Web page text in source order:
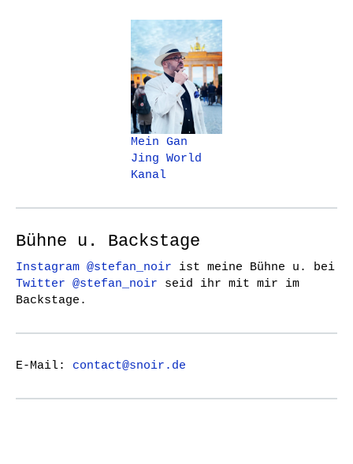
Mein Gan
Jing World
Kanal
Bühne u. Backstage
Instagram @stefan_noir ist meine Bühne u. bei
Twitter @stefan_noir seid ihr mit mir im
Backstage.
E-Mail: contact@snoir.de